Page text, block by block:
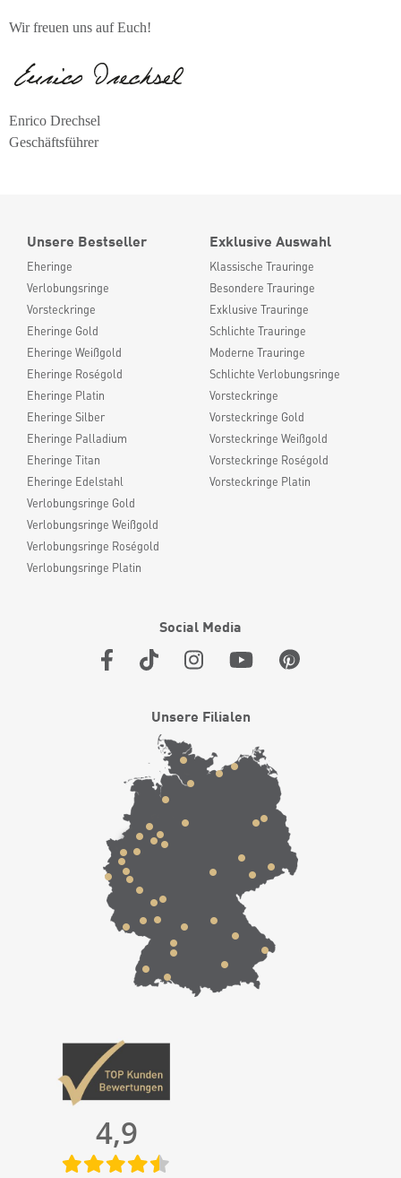
Wir freuen uns auf Euch!
Enrico Drechsel
Geschäftsführer
Unsere Bestseller
Eheringe
Verlobungsringe
Vorsteckringe
Eheringe Gold
Eheringe Weißgold
Eheringe Roségold
Eheringe Platin
Eheringe Silber
Eheringe Palladium
Eheringe Titan
Eheringe Edelstahl
Verlobungsringe Gold
Verlobungsringe Weißgold
Verlobungsringe Roségold
Verlobungsringe Platin
Exklusive Auswahl
Klassische Trauringe
Besondere Trauringe
Exklusive Trauringe
Schlichte Trauringe
Moderne Trauringe
Schlichte Verlobungsringe
Vorsteckringe
Vorsteckringe Gold
Vorsteckringe Weißgold
Vorsteckringe Roségold
Vorsteckringe Platin
Social Media
Unsere Filialen
4,9